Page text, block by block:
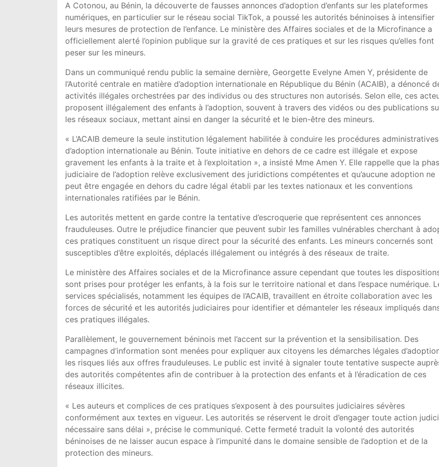
A Cotonou, au Bénin, la découverte de fausses annonces d’adoption d’enfants sur les plateformes
numériques, en particulier sur le réseau social TikTok, a poussé les autorités béninoises à intensifier
leurs mesures de protection de l’enfance. Le ministère des Affaires sociales et de la Microfinance a
officiellement alerté l’opinion publique sur la gravité de ces pratiques et sur les risques qu’elles font
peser sur les mineurs.
Dans un communiqué rendu public la semaine dernière, Georgette Evelyne Amen Y, présidente de
l’Autorité centrale en matière d’adoption internationale en République du Bénin (ACAIB), a dénoncé
activités illégales orchestrées par des individus ou des structures non autorisés. Selon elle, ces
proposent illégalement des enfants à l’adoption, souvent à travers des vidéos ou des publications
les réseaux sociaux, mettant ainsi en danger la sécurité et le bien-être des mineurs.
« L’ACAIB demeure la seule institution légalement habilitée à conduire les procédures administratives
d’adoption internationale au Bénin. Toute initiative en dehors de ce cadre est illégale et expose
gravement les enfants à la traite et à l’exploitation », a insisté Mme Amen Y. Elle rappelle que la
judiciaire de l’adoption relève exclusivement des juridictions compétentes et qu’aucune adoption ne
peut être engagée en dehors du cadre légal établi par les textes nationaux et les conventions
internationales ratifiées par le Bénin.
Les autorités mettent en garde contre la tentative d’escroquerie que représentent ces annonces
frauduleuses. Outre le préjudice financier que peuvent subir les familles vulnérables cherchant à
ces pratiques constituent un risque direct pour la sécurité des enfants. Les mineurs concernés sont
susceptibles d’être exploités, déplacés illégalement ou intégrés à des réseaux de traite.
Le ministère des Affaires sociales et de la Microfinance assure cependant que toutes les
sont prises pour protéger les enfants, à la fois sur le territoire national et dans l’espace numérique.
services spécialisés, notamment les équipes de l’ACAIB, travaillent en étroite collaboration avec les
forces de sécurité et les autorités judiciaires pour identifier et démanteler les réseaux impliqués
ces pratiques illégales.
Parallèlement, le gouvernement béninois met l’accent sur la prévention et la sensibilisation. Des
campagnes d’information sont menées pour expliquer aux citoyens les démarches légales
les risques liés aux offres frauduleuses. Le public est invité à signaler toute tentative suspecte
des autorités compétentes afin de contribuer à la protection des enfants et à l’éradication de ces
réseaux illicites.
« Les auteurs et complices de ces pratiques s’exposent à des poursuites judiciaires sévères
conformément aux textes en vigueur. Les autorités se réservent le droit d’engager toute action
nécessaire sans délai », précise le communiqué. Cette fermeté traduit la volonté des autorités
béninoises de ne laisser aucun espace à l’impunité dans le domaine sensible de l’adoption et de la
protection des mineurs.